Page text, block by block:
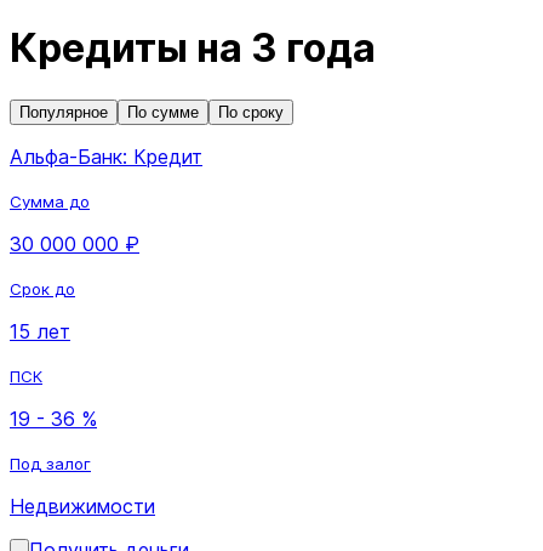
Кредиты на 3 года
Популярное По сумме По сроку
Альфа-Банк: Кредит
Сумма до
30 000 000 ₽
Срок до
15 лет
ПСК
19 - 36 %
Под залог
Недвижимости